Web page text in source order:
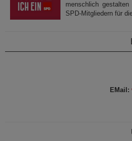
menschlich
SPD-Mitgliedern für
EMail: